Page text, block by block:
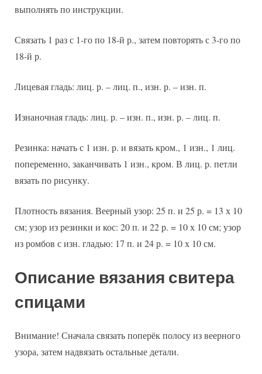
выполнять по инструкции.
Связать 1 раз с 1-го по 18-й р., затем повторять с 3-го по
18-й р.
Лицевая гладь: лиц. р. – лиц. п., изн. р. – изн. п.
Изнаночная гладь: лиц. р. – изн. п., изн. р. – лиц. п.
Резинка: начать с 1 изн. р. и вязать кром., 1 изн., 1 лиц.
попеременно, заканчивать 1 изн., кром. В лиц. р. петли
вязать по рисунку.
Плотность вязания. Веерный узор: 25 п. и 25 р. = 13 х 10
см; узор из резинки и кос: 20 п. и 22 р. = 10 х 10 см; узор
из ромбов с изн. гладью: 17 п. и 24 р. = 10 х 10 см.
Описание вязания свитера
спицами
Внимание! Сначала связать поперёк полосу из веерного
узора, затем надвязать остальные детали.